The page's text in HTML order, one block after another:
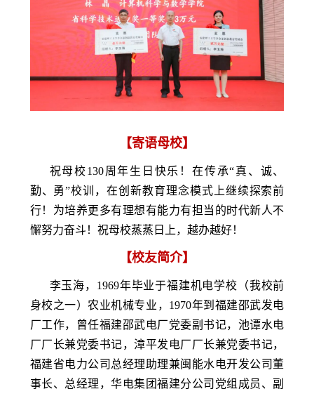
【寄语母校】
祝母校130周年生日快乐！在传承“真、诚、
勤、勇”校训，在创新教育理念模式上继续探索前
行！ 为培养更多有理想有能力有担当的时代新人不
懈努力奋斗！祝母校蒸蒸日上，越办越好！
【校友简介】
李玉海，1969年毕业于福建机电学校（我校前
身校之一）农业机械专业，1970年到福建邵武发电
厂工作，曾任福建邵武电厂党委副书记，池谭水电
厂厂长兼党委书记，漳平发电厂厂长兼党委书记，
福建省电力公司总经理助理兼闽能水电开发公司董
事长、总经理，华电集团福建分公司党组成员、副